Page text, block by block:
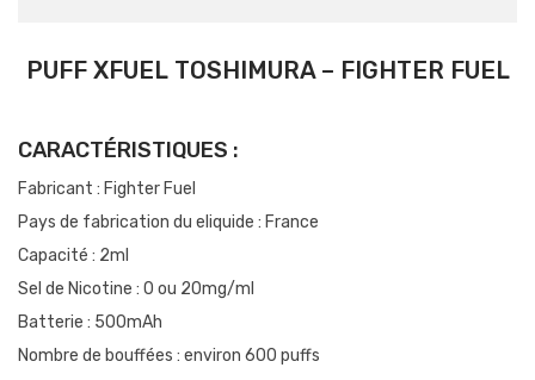
PUFF XFUEL TOSHIMURA – FIGHTER FUEL
CARACTÉRISTIQUES :
Fabricant : Fighter Fuel
Pays de fabrication du eliquide : France
Capacité : 2ml
Sel de Nicotine : 0 ou 20mg/ml
Batterie : 500mAh
Nombre de bouffées : environ 600 puffs